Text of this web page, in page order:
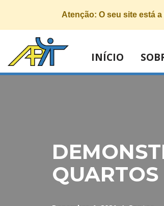
Atenção: O seu site está
Avançar
para
INÍCIO